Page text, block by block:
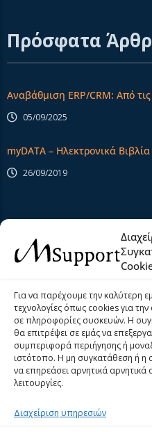
Για να παρέχουμε την καλύτερη
τεχνολογίες όπως cookies για
σε πληροφορίες συσκευών. Η
θα επιτρέψει σε εμάς να
συμπεριφορά περιήγησης ή
ιστότοπο. Η μη συγκατάθεση ή η
να επηρεάσει αρνητικά αρνητικά
λειτουργίες.
Διαχείριση υπηρεσιών
Πρόσφατα
Αναβάθμιση ERP/CRM: Από
05/09/2025
myDATA – Ηλεκτρονικά
26/09/2019
Extra Links
Αρχική
Προϊόντα
Νέα
Επικοινωνία